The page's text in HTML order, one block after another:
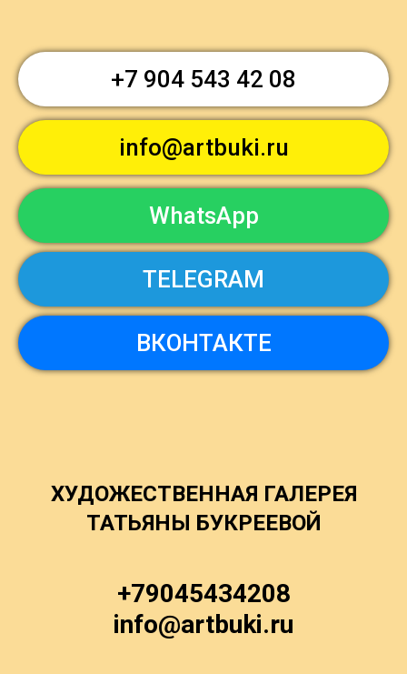
+7 904 543 42 08
info@artbuki.ru
WhatsApp
TELEGRAM
ВКОНТАКТЕ
ХУДОЖЕСТВЕННАЯ ГАЛЕРЕЯ
ТАТЬЯНЫ БУКРЕЕВОЙ
+79045434208
info@artbuki.ru